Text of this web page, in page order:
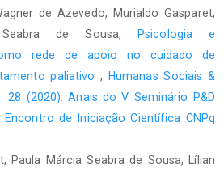
de Azevedo, Murialdo Gasparet,
de Sousa,
Psicologia e
rede de apoio no cuidado de
paliativo,
Humanas Sociais &
28 (2020): Anais do V Seminário P&D
Encontro de Iniciação Científica CNPq
Paula Márcia Seabra de Sousa, Lílian